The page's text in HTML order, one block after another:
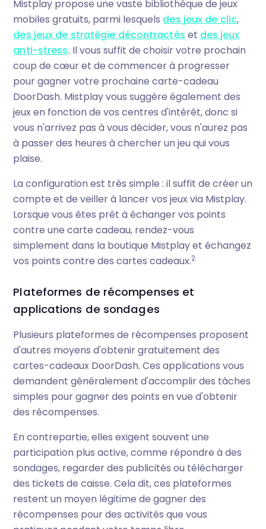
Mistplay propose une vaste bibliothèque de jeux
mobiles gratuits, parmi lesquels des jeux de clic,
des jeux de stratégie décontractés et des jeux
anti-stress. Il vous suffit de choisir votre prochain
coup de cœur et de commencer à progresser
pour gagner votre prochaine carte-cadeau
DoorDash. Mistplay vous suggère également des
jeux en fonction de vos centres d'intérêt, donc si
vous n'arrivez pas à vous décider, vous n'aurez pas
à passer des heures à chercher un jeu qui vous
plaise.
La configuration est très simple : il suffit de créer un
compte et de veiller à lancer vos jeux via Mistplay.
Lorsque vous êtes prêt à échanger vos points
contre une carte cadeau, rendez-vous
simplement dans la boutique Mistplay et échangez
vos points contre des cartes cadeaux.2
Plateformes de récompenses et
applications de sondages
Plusieurs plateformes de récompenses proposent
d'autres moyens d'obtenir gratuitement des
cartes-cadeaux DoorDash. Ces applications vous
demandent généralement d'accomplir des tâches
simples pour gagner des points en vue d'obtenir
des récompenses.
En contrepartie, elles exigent souvent une
participation plus active, comme répondre à des
sondages, regarder des publicités ou télécharger
des tickets de caisse. Cela dit, ces plateformes
restent un moyen légitime de gagner des
récompenses pour des activités que vous